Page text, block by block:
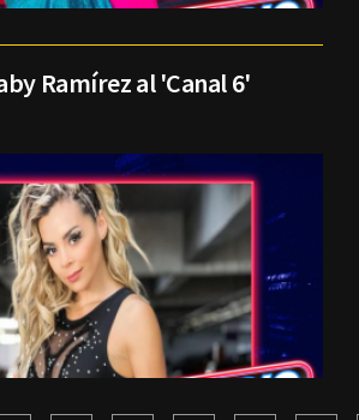
Ramírez al 'Canal 6'